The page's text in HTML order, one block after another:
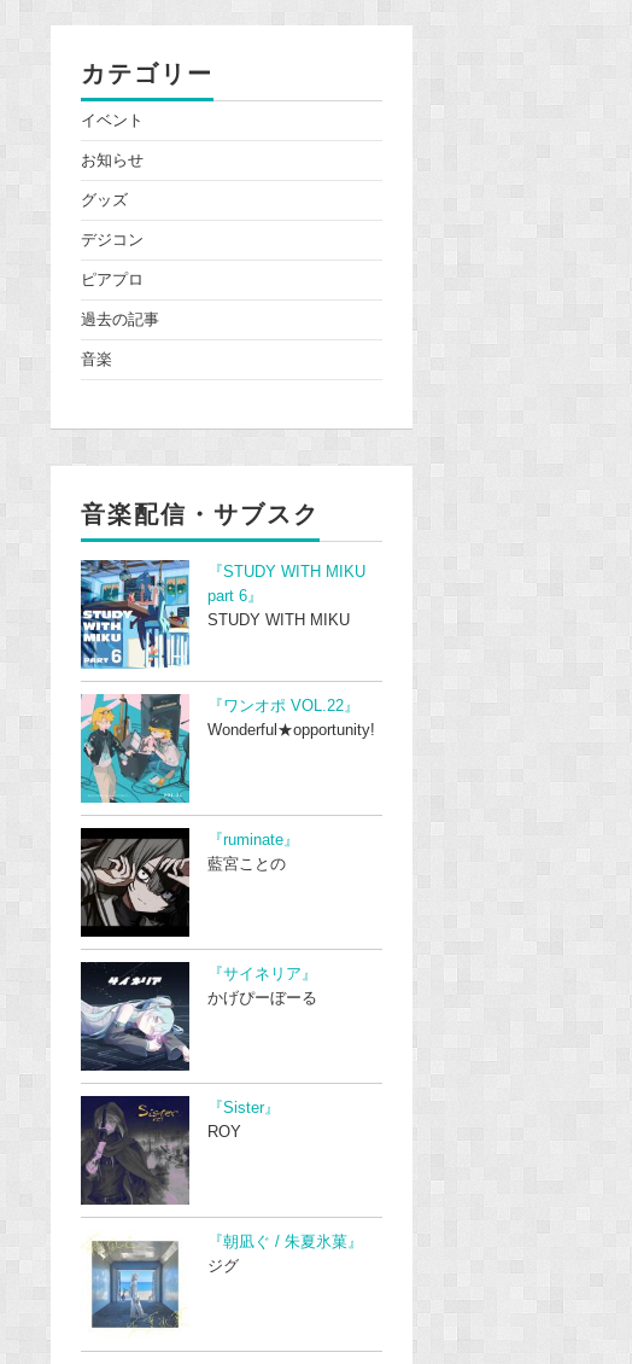
カテゴリー
イベント
お知らせ
グッズ
デジコン
ピアプロ
過去の記事
音楽
音楽配信・サブスク
『STUDY WITH MIKU
part 6』
STUDY WITH MIKU
『ワンオポ VOL.22』
Wonderful★opportunity!
『ruminate』
藍宮ことの
『サイネリア』
かげぴーぼーる
『Sister』
ROY
『朝凪ぐ / 朱夏氷菓』
ジグ